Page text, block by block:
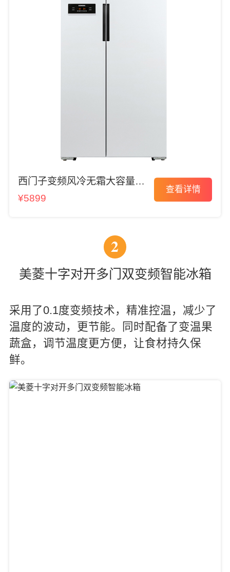
西门子变频风冷无霜大容量冰
箱
¥5899
查看详情
2
美菱十字对开多门双变频智能冰箱
采用了0.1度变频技术，精准控温，减少了
温度的波动，更节能。同时配备了变温果
蔬盒，调节温度更方便，让食材持久保
鲜。